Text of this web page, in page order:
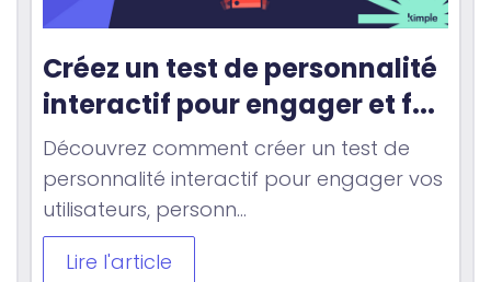
Créez un test de personnalité
interactif pour engager et f...
Découvrez comment créer un test de
personnalité interactif pour engager vos
utilisateurs, personn...
Lire l'article